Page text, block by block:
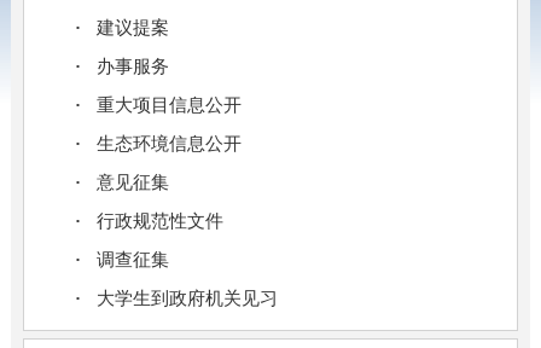
建议提案
办事服务
重大项目信息公开
生态环境信息公开
意见征集
行政规范性文件
调查征集
大学生到政府机关见习